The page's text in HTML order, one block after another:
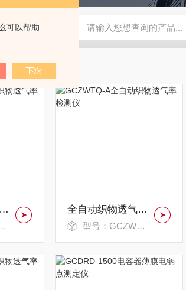
可以帮助
击穿试验仪-微机控制 GCDDJ-50Kv绝缘
物透气率分析仪 全自动织物透气率检测仪
型号：GCZWTQ-A